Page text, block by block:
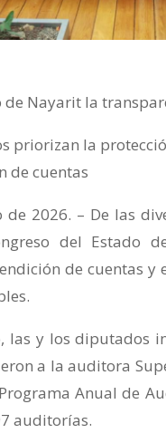
de Nayarit la
priorizan la
de cuentas
de 2026. – De las
del Estado
de cuentas
las y los diputados
a la auditora
Anual de
auditorías.